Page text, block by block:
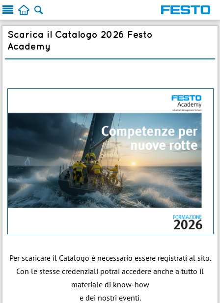
  
Scarica il Catalogo 2026 Festo
Academy
Per scaricare il Catalogo è necessario essere registrati al sito.
Con le stesse credenziali potrai accedere anche a tutto il
materiale di know-how
e dei nostri eventi.